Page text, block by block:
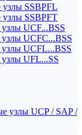
SSBPFL
SSBPFT
UCF...BSS
UCFC...BSS
UCFL...BSS
UFL...SS
узлы UCP / SAP /